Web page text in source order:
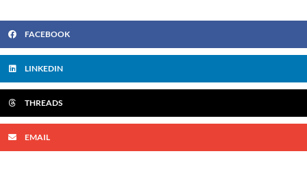
FACEBOOK
LINKEDIN
THREADS
EMAIL